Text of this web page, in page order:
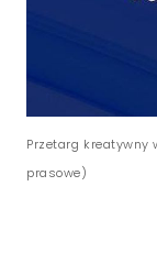
Przetarg kreatywny
prasowe)